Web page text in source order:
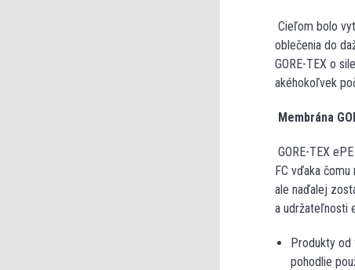
Cieľom bolo
oblečenia do
GORE-TEX o
akéhokoľvek
Membrána
GORE-TEX
FC vďaka
ale naďalej
a udržateľnosti
Produkty od
pohodlie